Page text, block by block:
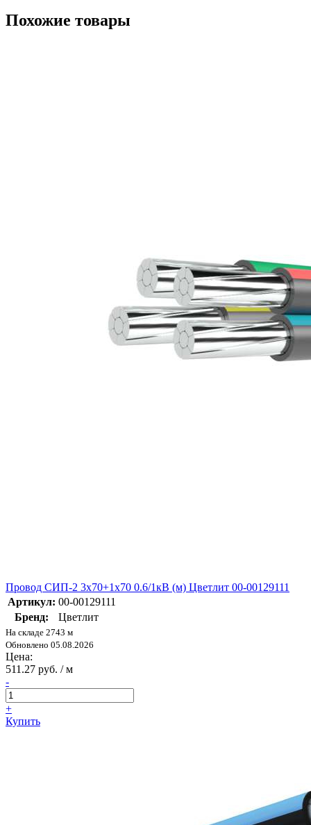
Похожие товары
Провод СИП-2 3х70+1х70 0.6/1кВ (м) Цветлит 00-00129111
Артикул: 00-00129111
Бренд:
Цветлит
На складе 2743 м
Обновлено 05.08.2026
Цена:
511.27 руб. / м
-
+
Купить